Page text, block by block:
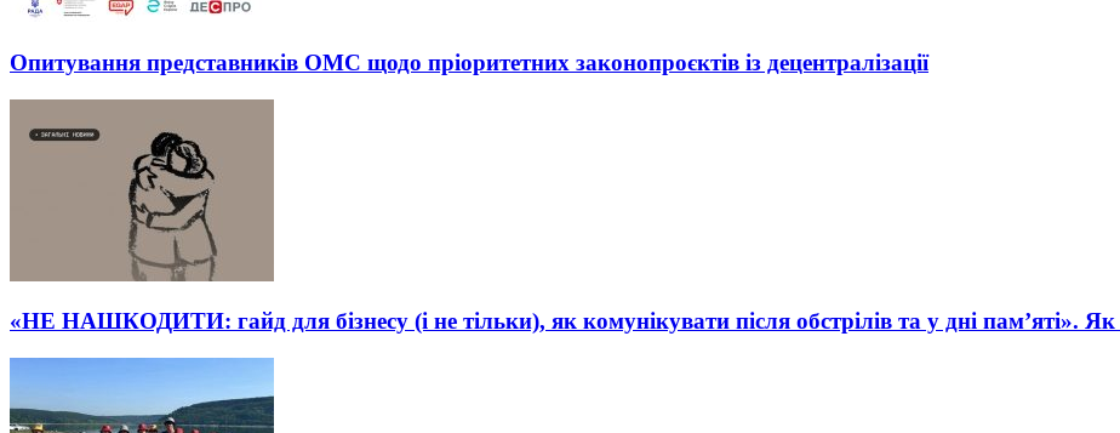
Опитування представників ОМС щодо пріоритетних законопроєктів із децентралізації
«НЕ НАШКОДИТИ: гайд для бізнесу (і не тільки), як комунікувати після обстрілів та у дні пам’яті».